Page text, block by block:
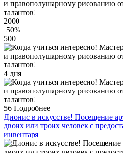
2000
-50%
500
4 дня
56 Подробнее
Дионис в искусстве! Посещение
двоих или троих человек с
инвентаря